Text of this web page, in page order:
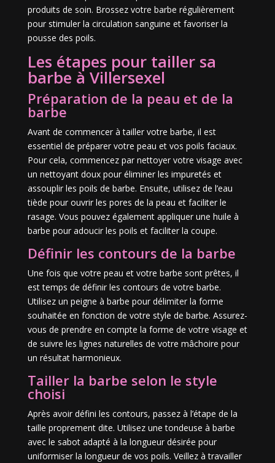
produits de soin. Brossez votre barbe régulièrement
pour stimuler la circulation sanguine et favoriser la
pousse des poils.
Les étapes pour tailler sa
barbe à Villersexel
Préparation de la peau et de la
barbe
Avant de commencer à tailler votre barbe, il est
essentiel de préparer votre peau et vos poils faciaux.
Pour cela, commencez par nettoyer votre visage avec
un nettoyant doux pour éliminer les impuretés et
assouplir les poils de barbe. Ensuite, utilisez de l’eau
tiède pour ouvrir les pores de la peau et faciliter le
rasage. Vous pouvez également appliquer une huile à
barbe pour adoucir les poils et faciliter la coupe.
Définir les contours de la barbe
Une fois que votre peau et votre barbe sont prêtes, il
est temps de définir les contours de votre barbe.
Utilisez un peigne à barbe pour délimiter la forme
souhaitée en fonction de votre style de barbe. Assurez-
vous de prendre en compte la forme de votre visage et
de suivre les lignes naturelles de votre mâchoire pour
un résultat harmonieux.
Tailler la barbe selon le style
choisi
Après avoir défini les contours, passez à l’étape de la
taille proprement dite. Utilisez une tondeuse à barbe
avec le sabot adapté à la longueur désirée pour
uniformiser la longueur de vos poils. Veillez à travailler